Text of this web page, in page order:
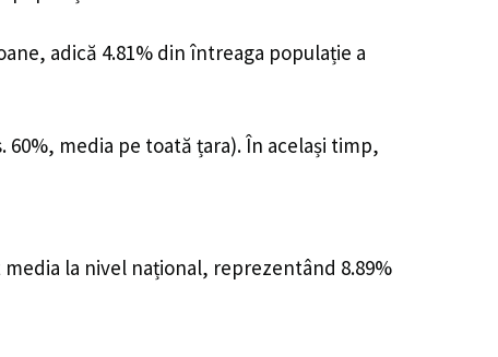
adică 4.81% din întreaga populație a
media pe toată țara). În același timp,
la nivel național, reprezentând 8.89%